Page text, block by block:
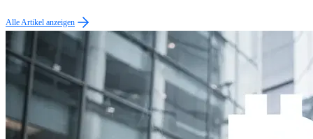
Alle Artikel anzeigen